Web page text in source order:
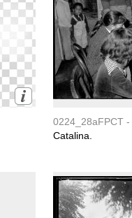
0224_28aFPCT -
Catalina.